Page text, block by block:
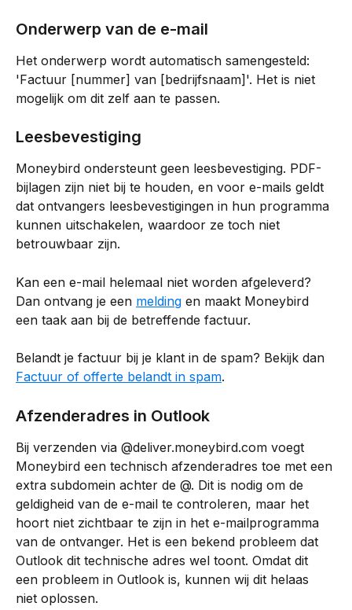
Onderwerp van de e-mail
Het onderwerp wordt automatisch samengesteld:
'Factuur [nummer] van [bedrijfsnaam]'. Het is niet
mogelijk om dit zelf aan te passen.
Leesbevestiging
Moneybird ondersteunt geen leesbevestiging. PDF-
bijlagen zijn niet bij te houden, en voor e-mails geldt
dat ontvangers leesbevestigingen in hun programma
kunnen uitschakelen, waardoor ze toch niet
betrouwbaar zijn.
Kan een e-mail helemaal niet worden afgeleverd?
Dan ontvang je een melding en maakt Moneybird
een taak aan bij de betreffende factuur.
Belandt je factuur bij je klant in de spam? Bekijk dan
Factuur of offerte belandt in spam.
Afzenderadres in Outlook
Bij verzenden via @deliver.moneybird.com voegt
Moneybird een technisch afzenderadres toe met een
extra subdomein achter de @. Dit is nodig om de
geldigheid van de e-mail te controleren, maar het
hoort niet zichtbaar te zijn in het e-mailprogramma
van de ontvanger. Het is een bekend probleem dat
Outlook dit technische adres wel toont. Omdat dit
een probleem in Outlook is, kunnen wij dit helaas
niet oplossen.